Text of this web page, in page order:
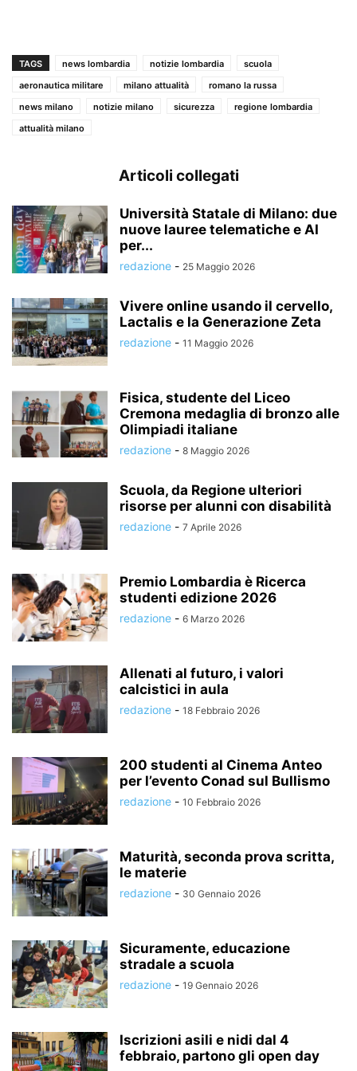
TAGS news lombardia notizie lombardia
scuola
aeronautica militare
milano attualità
romano la russa
news milano
notizie milano sicurezza
regione lombardia
attualità milano
Articoli collegati
Università Statale di Milano: due
nuove lauree telematiche e AI
per...
redazione - 25 Maggio 2026
Vivere online usando il cervello,
Lactalis e la Generazione Zeta
redazione - 11 Maggio 2026
Fisica, studente del Liceo
Cremona medaglia di bronzo alle
Olimpiadi italiane
redazione - 8 Maggio 2026
Scuola, da Regione ulteriori
risorse per alunni con disabilità
redazione - 7 Aprile 2026
Premio Lombardia è Ricerca
studenti edizione 2026
redazione - 6 Marzo 2026
Allenati al futuro, i valori
calcistici in aula
redazione - 18 Febbraio 2026
200 studenti al Cinema Anteo
per l’evento Conad sul Bullismo
redazione - 10 Febbraio 2026
Maturità, seconda prova scritta,
le materie
redazione - 30 Gennaio 2026
Sicuramente, educazione
stradale a scuola
redazione - 19 Gennaio 2026
Iscrizioni asili e nidi dal 4
febbraio, partono gli open day